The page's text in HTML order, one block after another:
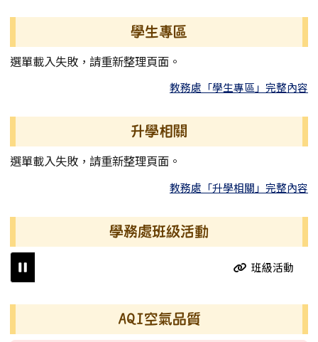
學生專區
選單載入失敗，請重新整理頁面。
教務處「學生專區」完整內容
升學相關
選單載入失敗，請重新整理頁面。
教務處「升學相關」完整內容
學務處班級活動
班級活動
AQI空氣品質